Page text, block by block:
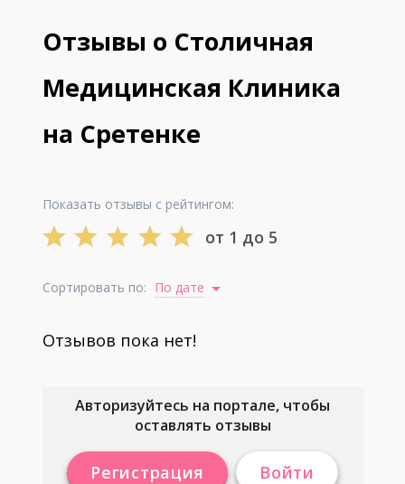
Отзывы о Столичная
Медицинская Клиника
на Сретенке
Показать отзывы с рейтингом:
от 1 до 5
Сортировать по: По дате
Отзывов пока нет!
Авторизуйтесь на портале, чтобы
оставлять отзывы
Регистрация Войти